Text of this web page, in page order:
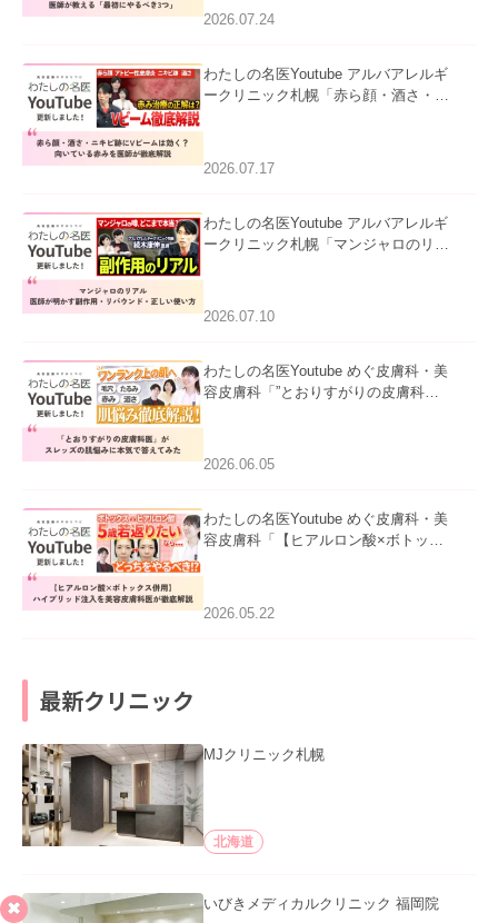
た。
2026.07.24
わたしの名医Youtube アルバアレルギ
ークリニック札幌「赤ら顔・酒さ・ニ
ました。
2026.07.17
わたしの名医Youtube アルバアレルギ
ークリニック札幌「マンジャロのリア
た。
2026.07.10
わたしの名医Youtube めぐ皮膚科・美
容皮膚科「”とおりすがりの皮膚科
2026.06.05
わたしの名医Youtube めぐ皮膚科・美
容皮膚科「【ヒアルロン酸×ボトック
た。
2026.05.22
最新クリニック
MJクリニック札幌
北海道
いびきメディカルクリニック 福岡院